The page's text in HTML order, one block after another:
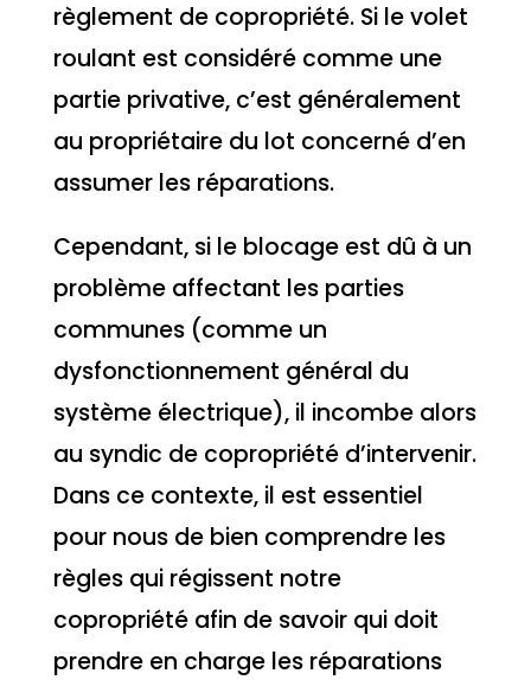
règlement de copropriété. Si le volet
roulant est considéré comme une
partie privative, c’est généralement
au propriétaire du lot concerné d’en
assumer les réparations.
Cependant, si le blocage est dû à un
problème affectant les parties
communes (comme un
dysfonctionnement général du
système électrique), il incombe alors
au syndic de copropriété d’intervenir.
Dans ce contexte, il est essentiel
pour nous de bien comprendre les
règles qui régissent notre
copropriété afin de savoir qui doit
prendre en charge les réparations